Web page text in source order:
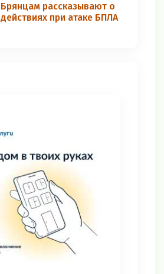
Брянцам рассказывают о
действиях при атаке БПЛА